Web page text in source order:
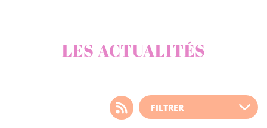
LES ACTUALITÉS
Choisissez votre filtre
d'actualité